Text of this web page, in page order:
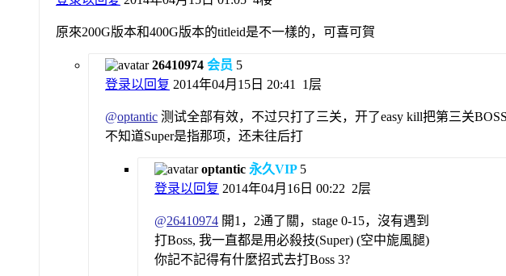
原來200G版本和400G版本的titleid是不一樣的，可喜可賀
26410974 会员 5
登录以回复 2014年04月15日 20:41 1层
@optantic 测试全部有效，不过只打了三关，开了easy kill把第三关
不知道Super是指那项，还未往后打
optantic 永久VIP 5
登录以回复 2014年04月16日 00:22 2层
@26410974 開1，2通了關，stage 0-15，沒有遇到
打Boss, 我一直都是用必殺技(Super) (空中旎風腿)
你記不記得有什麼招式去打Boss 3?